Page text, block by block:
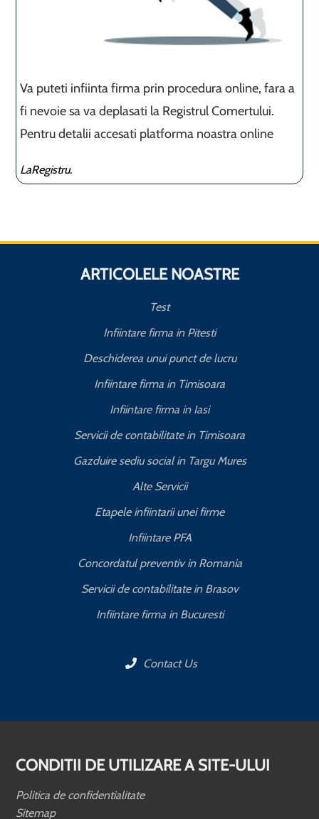
Va puteti infiinta firma prin procedura online, fara a
fi nevoie sa va deplasati la Registrul Comertului.
Pentru detalii accesati platforma noastra online
LaRegistru.
ARTICOLELE NOASTRE
Test
Infiintare firma in Pitesti
Deschiderea unui punct de lucru
Infiintare firma in Timisoara
Infiintare firma in Iasi
Servicii de contabilitate in Timisoara
Gazduire sediu social in Targu Mures
Alte Servicii
Etapele infiintarii unei firme
Infiintare PFA
Concordatul preventiv in Romania
Servicii de contabilitate in Brasov
Infiintare firma in Bucuresti
Contact Us
CONDITII DE UTILIZARE A SITE-ULUI
Politica de confidentialitate
Sitemap